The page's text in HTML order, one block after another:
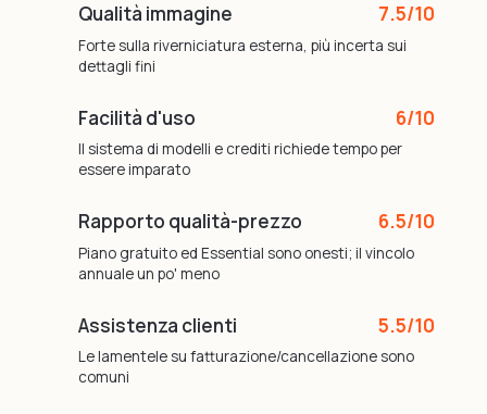
Qualità immagine 7.5/10
Forte sulla riverniciatura esterna, più incerta sui
dettagli fini
Facilità d'uso 6/10
Il sistema di modelli e crediti richiede tempo per
essere imparato
Rapporto qualità-prezzo 6.5/10
Piano gratuito ed Essential sono onesti; il vincolo
annuale un po' meno
Assistenza clienti 5.5/10
Le lamentele su fatturazione/cancellazione sono
comuni